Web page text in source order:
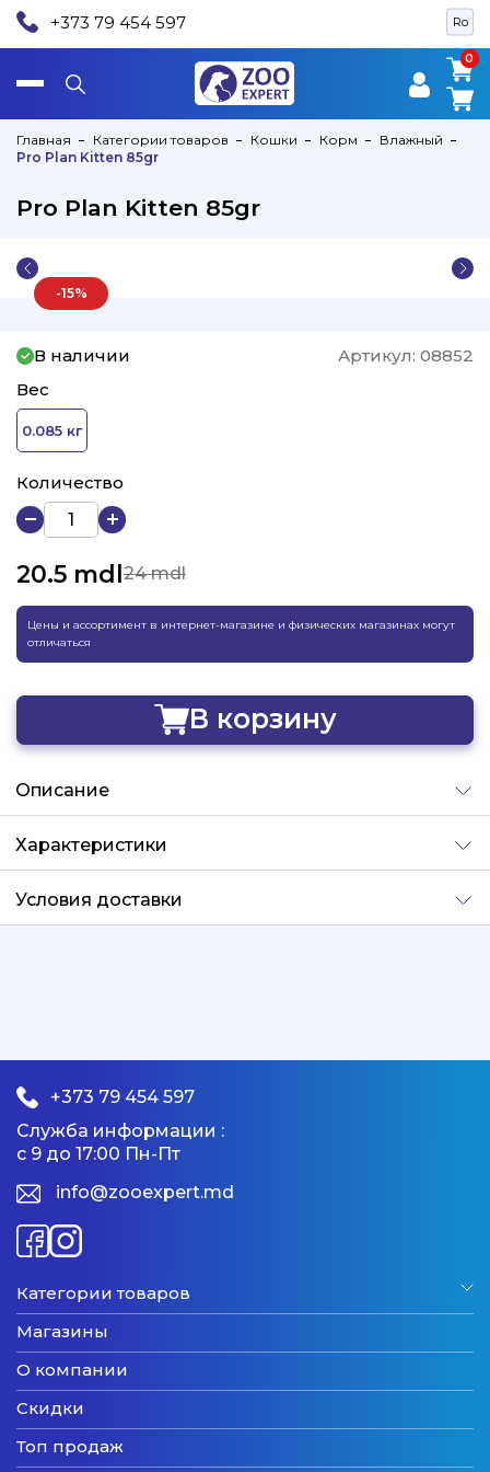
Ro
+373 79 454 597
0
0
Главная Категории товаров Кошки Корм
Влажный
Pro Plan Kitten 85gr
Pro Plan Kitten 85gr
-15%
В наличии Артикул: 08852
Вес
0.085 кг
Количество
20.5 mdl24 mdl
Цены и ассортимент в интернет-магазине и физических магазинах могут
отличаться
В корзину
Добавлено
Описание
Характеристики
Условия доставки
+373 79 454 597
Служба информации :
с 9 до 17:00 Пн-Пт
info@zooexpert.md
Категории товаров
Магазины
О компании
Скидки
Топ продаж